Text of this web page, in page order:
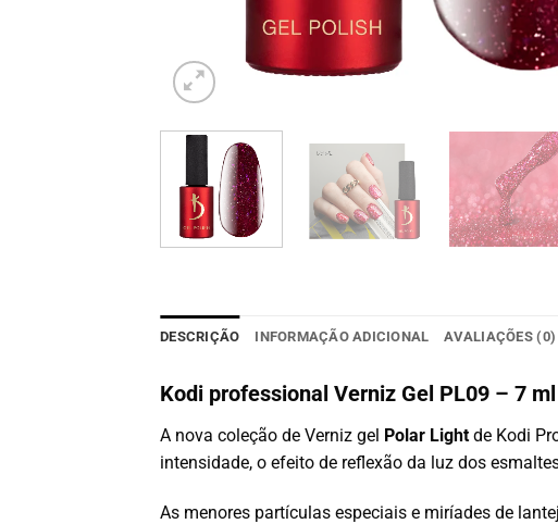
DESCRIÇÃO INFORMAÇÃO ADICIONAL AVALIAÇÕES (0)
Kodi professional Verniz Gel PL09 – 7
A nova coleção de Verniz gel Polar Light de Kodi
intensidade, o efeito de reflexão da luz dos
As menores partículas especiais e miríades de